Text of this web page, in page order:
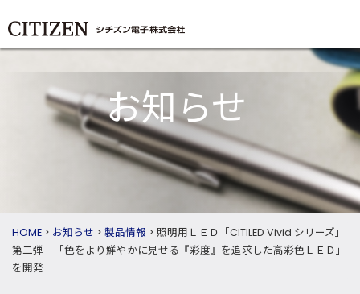
お知らせ
HOME > お知らせ > 製品情報 > 照明用ＬＥＤ「CITILED Vivid シリーズ」
第二弾 「色をより鮮やかに見せる『彩度』を追求した高彩色ＬＥＤ」
を開発